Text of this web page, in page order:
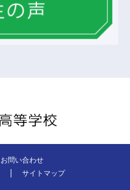
お問い合わせ
サイトマップ